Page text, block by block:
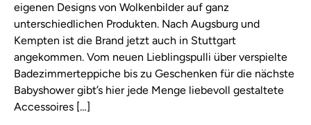
eigenen Designs von Wolkenbilder auf ganz
unterschiedlichen Produkten. Nach Augsburg und
Kempten ist die Brand jetzt auch in Stuttgart
angekommen. Vom neuen Lieblingspulli über verspielte
Badezimmerteppiche bis zu Geschenken für die nächste
Babyshower gibt’s hier jede Menge liebevoll gestaltete
Accessoires […]